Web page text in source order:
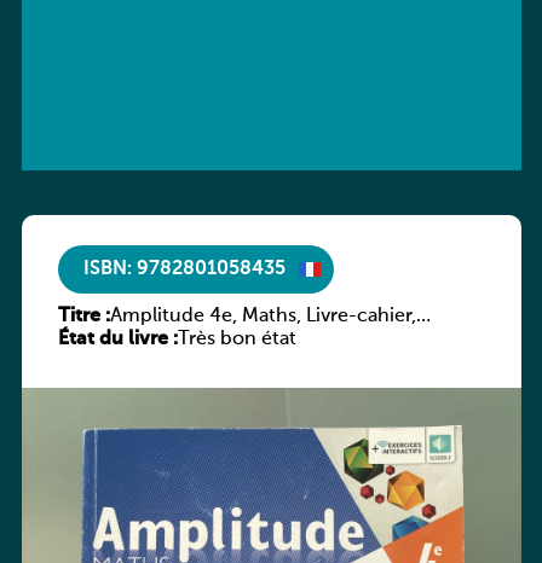
ISBN: 9782801058435
Titre :Amplitude 4e, Maths, Livre-cahier,
version luxembourgeoise
État du livre :Très bon état